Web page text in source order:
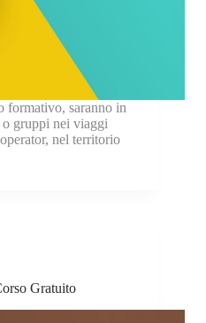
formativo, saranno in
o gruppi nei viaggi
nel territorio
Gratuito